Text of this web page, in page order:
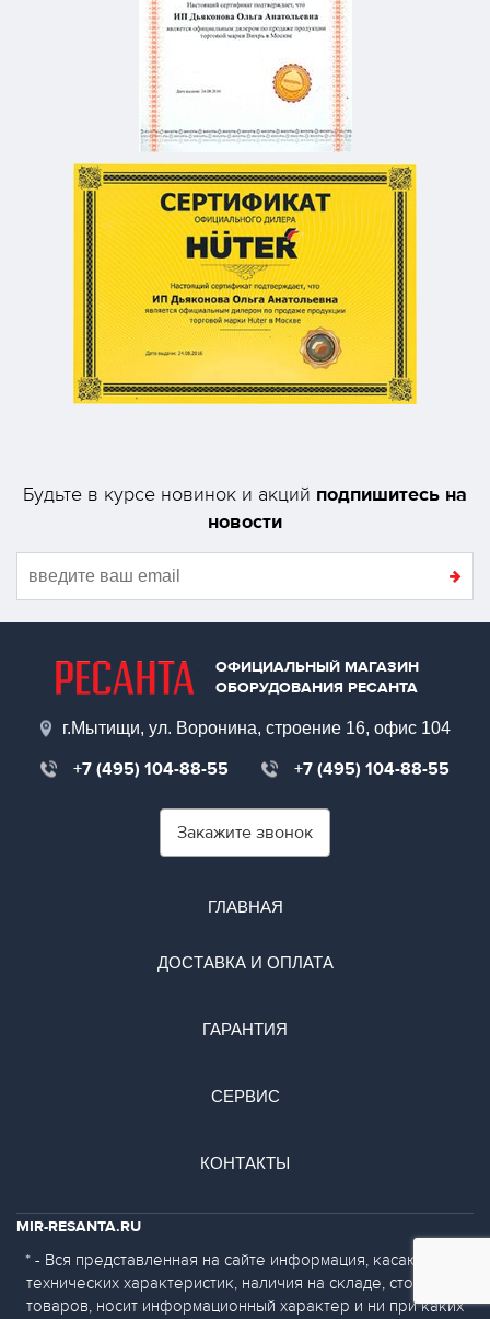
Будьте в курсе новинок и акций подпишитесь на
новости
ОФИЦИАЛЬНЫЙ МАГАЗИН
ОБОРУДОВАНИЯ РЕСАНТА
г.Мытищи, ул. Воронина, строение 16, офис 104
+7 (495) 104-88-55 +7 (495) 104-88-55
Закажите звонок
ГЛАВНАЯ
ДОСТАВКА И ОПЛАТА
ГАРАНТИЯ
СЕРВИС
КОНТАКТЫ
MIR-RESANTA.RU
* - Вся представленная на сайте информация, касающаяся
технических характеристик, наличия на складе, стоимости
товаров, носит информационный характер и ни при каких